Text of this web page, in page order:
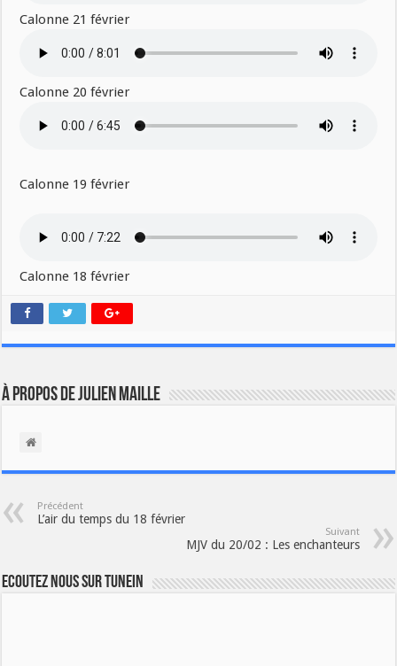
Calonne 21 février
Calonne 20 février
Calonne 19 février
Calonne 18 février
À propos de Julien Maille
Précédent
L’air du temps du 18 février
Suivant
MJV du 20/02 : Les enchanteurs
Ecoutez nous sur TuneIn